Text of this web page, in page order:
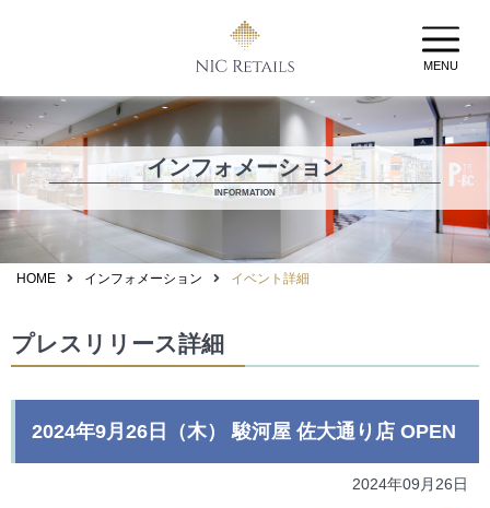
MENU
インフォメーション
INFORMATION
HOME インフォメーション イベント詳細
プレスリリース詳細
2024年9月26日（木） 駿河屋 佐大通り店 OPEN
2024年09月26日